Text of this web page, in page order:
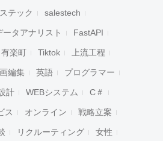
テック salestech
ータアナリスト FastAPI
有楽町 Tiktok 上流工程
編集 英語 プログラマー
計 WEBシステム C＃
ス オンライン 戦略立案
リクルーティング 女性